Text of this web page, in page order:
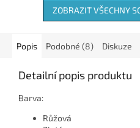
ZOBRAZIT VŠECHNY
Popis Podobné (8) Diskuze
Detailní popis produktu
Barva:
Růžová